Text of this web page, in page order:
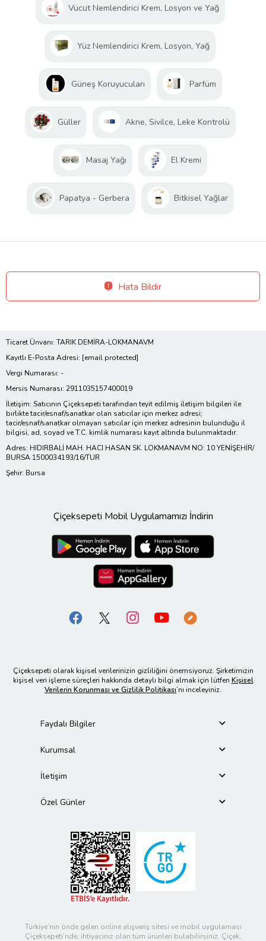
Vücut Nemlendirici Krem, Losyon ve Yağ
Yüz Nemlendirici Krem, Losyon, Yağ
Güneş Koruyucuları Parfüm
Güller Akne, Sivilce, Leke Kontrolü
Masaj Yağı El Kremi
Papatya - Gerbera Bitkisel Yağlar
Hata Bildir
Ticaret Ünvanı: TARIK DEMİRA-LOKMANAVM
Kayıtlı E-Posta Adresi: [email protected]
Vergi Numarası: -
Mersis Numarası: 2911035157400019
İletişim: Satıcının Çiçeksepeti tarafından teyit edilmiş iletişim bilgileri ile
birlikte tacir/esnaf/sanatkar olan satıcılar için merkez adresi;
tacir/esnaf/sanatkar olmayan satıcılar için merkez adresinin bulunduğu il
bilgisi, ad, soyad ve T.C. kimlik numarası kayıt altında bulunmaktadır.
Adres: HIDIRBALİ MAH. HACI HASAN SK. LOKMANAVM NO: 10 YENİŞEHİR/
BURSA 1500034193/16/TUR
Şehir: Bursa
Çiçeksepeti Mobil Uygulamamızı İndirin
Çiçeksepeti olarak kişisel verilerinizin gizliliğini önemsiyoruz. Şirketimizin
kişisel veri işleme süreçleri hakkında detaylı bilgi almak için lütfen Kişisel
Verilerin Korunması ve Gizlilik Politikası’nı inceleyiniz.
Faydalı Bilgiler
Kurumsal
İletişim
Özel Günler
Türkiye’nin önde gelen online alışveriş sitesi ve mobil uygulaması
Çiçeksepeti’nde, ihtiyacınız olan tüm ürünleri bulabilirsiniz. Çiçek,